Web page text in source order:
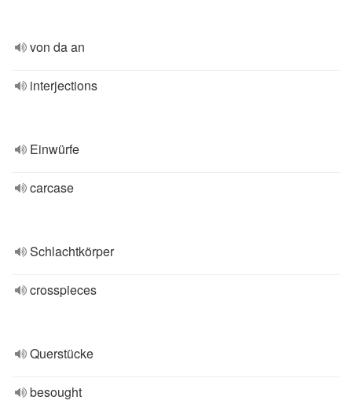
von da an
interjections
Einwürfe
carcase
Schlachtkörper
crosspieces
Querstücke
besought